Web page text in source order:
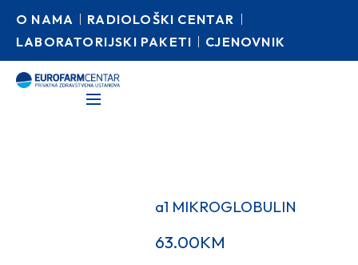
O NAMA
RADIOLOŠKI CENTAR
LABORATORIJSKI PAKETI
CJENOVNIK
a1 MIKROGLOBULIN
63.00KM